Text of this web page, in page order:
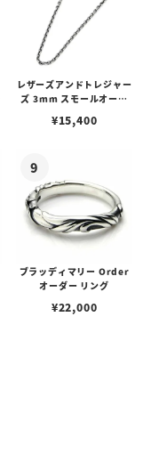
レザーズアンドトレジャー
ズ 3mm スモールオーバ
ブスタークラスプ＆LTロ
¥15,400
ブラッディマリー Order
オーダー リング
¥22,000